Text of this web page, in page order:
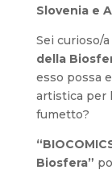
Slovenia e
Sei curioso/
della
esso possa
artistica per
fumetto?
Biosfera”